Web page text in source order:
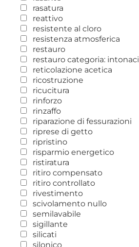
rasatura
reattivo
resistente al cloro
resistenza atmosferica
restauro
restauro categoria: intonaci
reticolazione acetica
ricostruzione
ricucitura
rinforzo
rinzaffo
riparazione di fessurazioni
riprese di getto
ripristino
risparmio energetico
ristiratura
ritiro compensato
ritiro controllato
rivestimento
scivolamento nullo
semilavabile
sigillante
silicati
silonico